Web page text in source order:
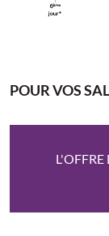
POUR VOS
L'OFFRE